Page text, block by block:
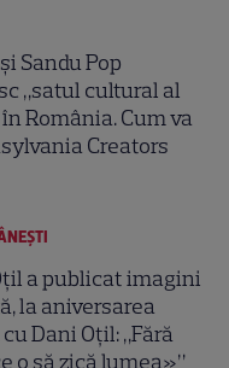
Sandu Pop
„satul cultural al
România. Cum va
Creators
a publicat imagini
la aniversarea
Dani Oțil: „Fără
o să zică lumea»”